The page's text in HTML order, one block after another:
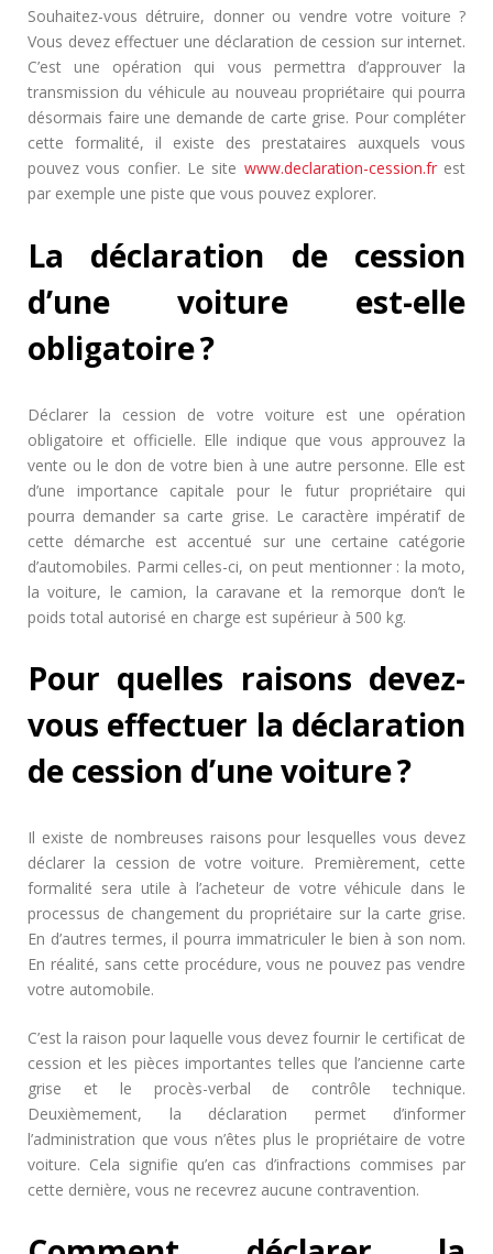
Souhaitez-vous détruire, donner ou vendre votre voiture ?
Vous devez effectuer une déclaration de cession sur internet.
C’est une opération qui vous permettra d’approuver la
transmission du véhicule au nouveau propriétaire qui pourra
désormais faire une demande de carte grise. Pour compléter
cette formalité, il existe des prestataires auxquels vous
pouvez vous confier. Le site www.declaration-cession.frest
par exemple une piste que vous pouvez explorer.
La déclaration de cession
d’une voiture est-elle
obligatoire ?
Déclarer la cession de votre voiture est une opération
obligatoire et officielle. Elle indique que vous approuvez la
vente ou le don de votre bien à une autre personne. Elle est
d’une importance capitale pour le futur propriétaire qui
pourra demander sa carte grise. Le caractère impératif de
cette démarche est accentué sur une certaine catégorie
d’automobiles. Parmi celles-ci, on peut mentionner : la moto,
la voiture, le camion, la caravane et la remorque don’t le
poids total autorisé en charge est supérieur à 500 kg.
Pour quelles raisons devez-
vous effectuer la déclaration
de cession d’une voiture ?
Il existe de nombreuses raisons pour lesquelles vous devez
déclarer la cession de votre voiture. Premièrement, cette
formalité sera utile à l’acheteur de votre véhicule dans le
processus de changement du propriétaire sur la carte grise.
En d’autres termes, il pourra immatriculer le bien à son nom.
En réalité, sans cette procédure, vous ne pouvez pas vendre
votre automobile.
C’est la raison pour laquelle vous devez fournir le certificat de
cession et les pièces importantes telles que l’ancienne carte
grise et le procès-verbal de contrôle technique.
Deuxièmement, la déclaration permet d’informer
l’administration que vous n’êtes plus le propriétaire de votre
voiture. Cela signifie qu’en cas d’infractions commises par
cette dernière, vous ne recevrez aucune contravention.